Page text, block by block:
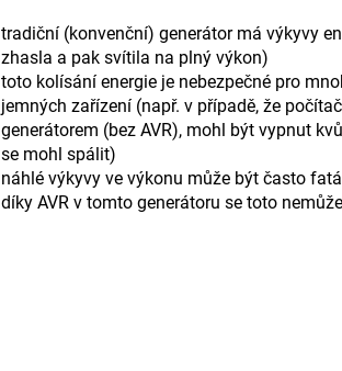
tradiční (konvenční) generátor má výkyvy
zhasla a pak svítila na plný výkon)
toto kolísání energie je nebezpečné pro
jemných zařízení (např. v případě, že
generátorem (bez AVR), mohl být vypnut
se mohl spálit)
náhlé výkyvy ve výkonu může být často
díky AVR v tomto generátoru se toto